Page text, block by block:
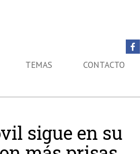
TEMAS CONTACTO
sigue en su